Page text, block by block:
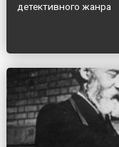
детективного жанра